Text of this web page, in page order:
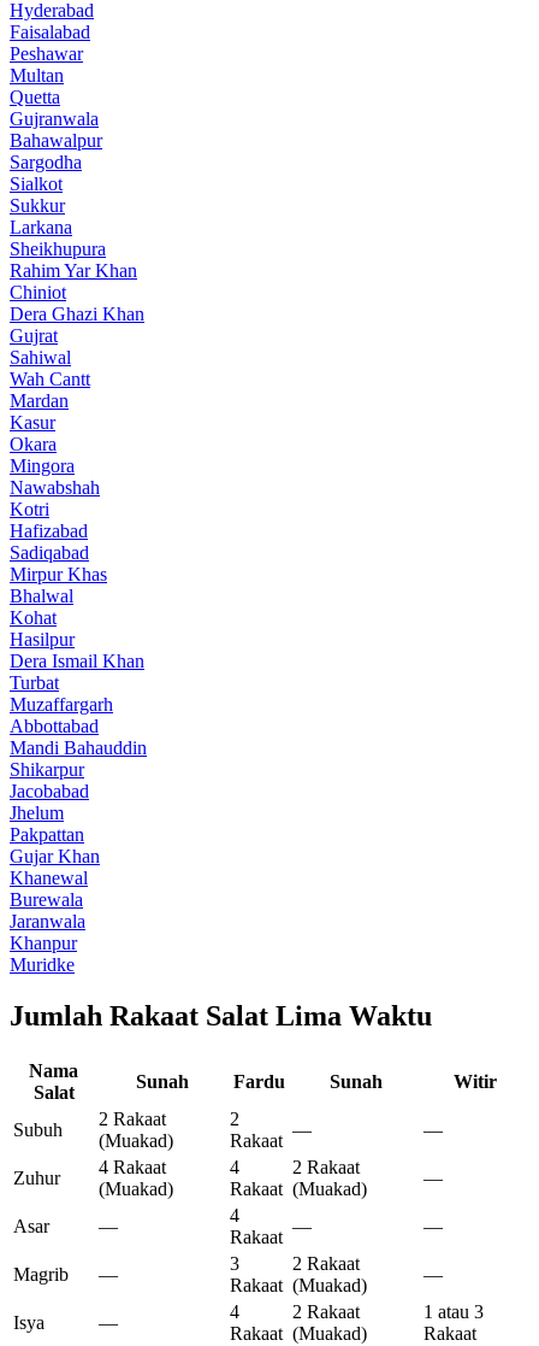
Hyderabad
Faisalabad
Peshawar
Multan
Quetta
Gujranwala
Bahawalpur
Sargodha
Sialkot
Sukkur
Larkana
Sheikhupura
Rahim Yar Khan
Chiniot
Dera Ghazi Khan
Gujrat
Sahiwal
Wah Cantt
Mardan
Kasur
Okara
Mingora
Nawabshah
Kotri
Hafizabad
Sadiqabad
Mirpur Khas
Bhalwal
Kohat
Hasilpur
Dera Ismail Khan
Turbat
Muzaffargarh
Abbottabad
Mandi Bahauddin
Shikarpur
Jacobabad
Jhelum
Pakpattan
Gujar Khan
Khanewal
Burewala
Jaranwala
Khanpur
Muridke
Jumlah Rakaat Salat Lima Waktu
Nama
Salat
Sunah Fardu Sunah Witir
Subuh
2 Rakaat
(Muakad)
2
Rakaat
— —
Zuhur
4 Rakaat
(Muakad)
4
Rakaat
2 Rakaat
(Muakad)
—
Asar —
4
Rakaat
— —
Magrib —
3
Rakaat
2 Rakaat
(Muakad)
—
Isya —
4
Rakaat
2 Rakaat
(Muakad)
1 atau 3
Rakaat